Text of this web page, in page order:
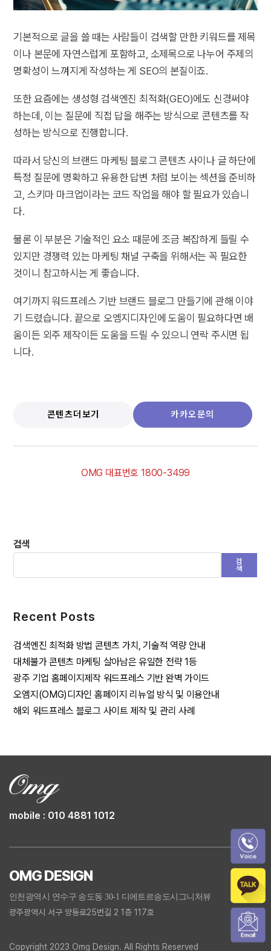
기본적으로 글을 쓸 때는 사람들이 검색할 만한 키워드를 제목
이나 본문에 자연스럽게 포함하고, 소제목으로 나누어 주제의
명확성이 느껴지게 작성하는 게 SEO의 본질이죠.
또한 요즘에는 생성형 검색엔진 최적화(GEO)에도 신경써야
하는데, 이는 질문에 직접 답을 해주는 방식으로 콘텐츠를 작
성하는 방식으로 진행합니다.
따라서 당신의 브랜드 마케팅 블로그 콘텐츠 사이나 글 하단에
특정 질문에 명확하고 유용한 답변 처럼 보이는 섹션을 준비하
고, 스키마 마크업이라는 코드 작업을 해야 할 필요가 있습니
다.
물론 이 부분은 기술적인 요소 때문에 조금 복잡하게 들릴 수
있지만 경쟁력 있는 마케팅 채널 구축을 위해서는 꼭 필요한
것이니 참고하시는 게 좋습니다.
여기까지 워드프레스 기반 브랜드 블로그 만들기에 관해 이야
기 드렸습니다. 끝으로 오엠지디자인에 도움이 필요하다면 배
움이든 외주 제작이든 도움을 드릴 수 있으니 연락 주시면 됩
니다.
콘텐츠더보기 카카오문의
OMG 대표번호 1800-3499
검색
검
색
Recent Posts
검색엔진 최적화 방법 콘텐츠 가치, 기술적 역량 안내
대체불가 콘텐츠 마케팅 살아남은 유일한 전략 1등
광주 기업 홈페이지제작 워드프레스 기반 완벽 가이드
오엠지(OMG)디자인 홈페이지 리뉴얼 방식 및 이용안내
해외 워드프레스 블로그 사이트 제작 및 관리 사례
OMG DESIGN
인천광역시 연수구 송도동 30-1 디에트르송도시그니처뷰
광주광역시 서구 양동로25번길 2 1층 117호
Copyright 2023 Omg Design. All Rights Reserved
mobile : 010 4881 1012